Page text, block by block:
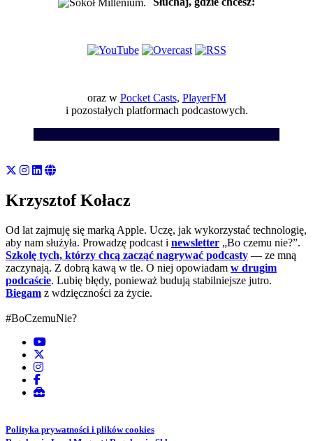
oraz w Pocket Casts, PlayerFM
i pozostałych platformach podcastowych.
Krzysztof Kołacz
Od lat zajmuję się marką Apple. Uczę, jak wykorzystać technologię,
aby nam służyła. Prowadzę podcast i newsletter „Bo czemu nie?”.
Szkolę tych, którzy chcą zacząć nagrywać podcasty — ze mną
zaczynają. Z dobrą kawą w tle. O niej opowiadam w drugim
podcaście. Lubię błędy, ponieważ budują stabilniejsze jutro.
Biegam z wdzięczności za życie.
#BoCzemuNie?
Polityka prywatności i plików cookies